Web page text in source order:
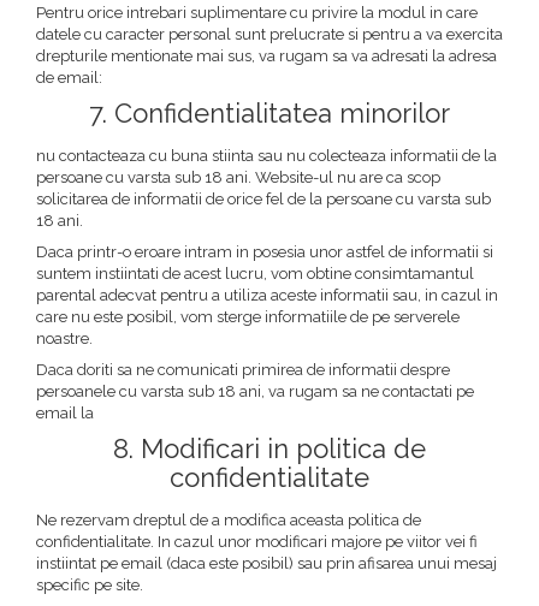
Pentru orice intrebari suplimentare cu privire la modul in care
datele cu caracter personal sunt prelucrate si pentru a va exercita
drepturile mentionate mai sus, va rugam sa va adresati la adresa
de email:
7. Confidentialitatea minorilor
nu contacteaza cu buna stiinta sau nu colecteaza informatii de la
persoane cu varsta sub 18 ani. Website-ul nu are ca scop
solicitarea de informatii de orice fel de la persoane cu varsta sub
18 ani.
Daca printr-o eroare intram in posesia unor astfel de informatii si
suntem instiintati de acest lucru, vom obtine consimtamantul
parental adecvat pentru a utiliza aceste informatii sau, in cazul in
care nu este posibil, vom sterge informatiile de pe serverele
noastre.
Daca doriti sa ne comunicati primirea de informatii despre
persoanele cu varsta sub 18 ani, va rugam sa ne contactati pe
email la
8. Modificari in politica de
confidentialitate
Ne rezervam dreptul de a modifica aceasta politica de
confidentialitate. In cazul unor modificari majore pe viitor vei fi
instiintat pe email (daca este posibil) sau prin afisarea unui mesaj
specific pe site.